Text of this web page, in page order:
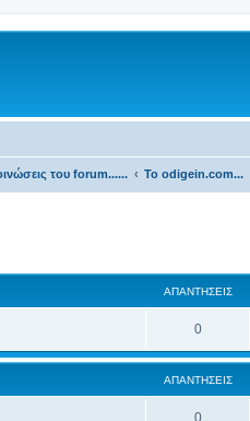
του forum...... Το odigein.com...
ΑΠΑΝΤΉΣΕΙΣ
0
ΑΠΑΝΤΉΣΕΙΣ
0